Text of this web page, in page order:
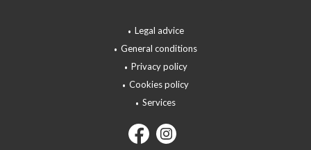
Legal advice
General conditions
Privacy policy
Cookies policy
Services